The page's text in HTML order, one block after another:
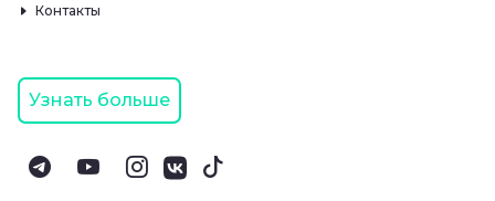
Контакты
Узнать больше